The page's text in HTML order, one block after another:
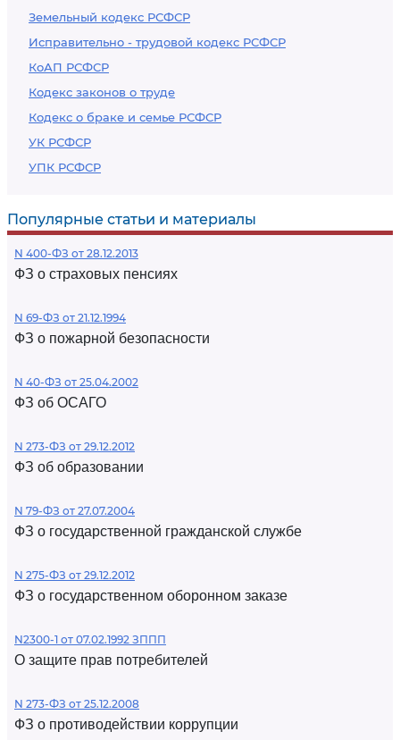
Земельный кодекс РСФСР
Исправительно - трудовой кодекс РСФСР
КоАП РСФСР
Кодекс законов о труде
Кодекс о браке и семье РСФСР
УК РСФСР
УПК РСФСР
Популярные статьи и материалы
N 400-ФЗ от 28.12.2013
ФЗ о страховых пенсиях
N 69-ФЗ от 21.12.1994
ФЗ о пожарной безопасности
N 40-ФЗ от 25.04.2002
ФЗ об ОСАГО
N 273-ФЗ от 29.12.2012
ФЗ об образовании
N 79-ФЗ от 27.07.2004
ФЗ о государственной гражданской службе
N 275-ФЗ от 29.12.2012
ФЗ о государственном оборонном заказе
N2300-1 от 07.02.1992 ЗППП
О защите прав потребителей
N 273-ФЗ от 25.12.2008
ФЗ о противодействии коррупции